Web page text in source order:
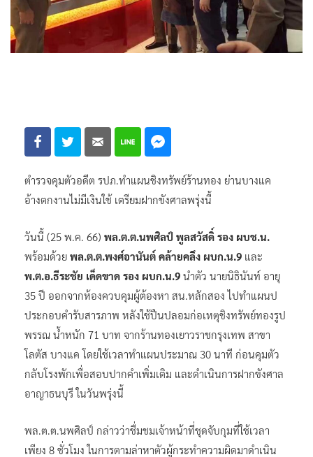
ตำรวจคุมตัวอดีต รปภ.ทำแผนชิงทรัพย์ร้านทอง ย่านบางแค
อ้างตกงานไม่มีเงินใช้ เตรียมฝากขังศาลพรุ่งนี้
วันนี้ (25 พ.ค. 66) พล.ต.ต.นพศิลป์ พูลสวัสดิ์ รอง ผบช.น.
พร้อมด้วย พล.ต.ต.พงศ์อานันต์ คล้ายคลึง ผบก.น.9 และ
พ.ต.อ.ธีระชัย เด็ดขาด รอง ผบก.น.9 นำตัว นายนิธินันท์ อายุ
35 ปี ออกจากห้องควบคุมผู้ต้องหา สน.หลักสอง ไปทำแผนป
ประกอบคำรับสารภาพ หลังใช้ปืนปลอมก่อเหตุชิงทรัพย์ทองรูป
พรรณ น้ำหนัก 71 บาท จากร้านทองเยาวราชกรุงเทพ สาขา
โลตัส บางแค โดยใช้เวลาทำแผนประมาณ 30 นาที ก่อนคุมตัว
กลับโรงพักเพื่อสอบปากคำเพิ่มเติม และดำเนินการฝากขังศาล
อาญาธนบุรี ในวันพรุ่งนี้
พล.ต.ต.นพศิลป์ กล่าวว่าชื่มชมเจ้าหน้าที่ชุดจับกุมที่ใช้เวลา
เพียง 8 ชั่วโมง ในการตามล่าหาตัวผู้กระทำความผิดมาดำเนิน